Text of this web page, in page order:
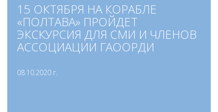
15 ОКТЯБРЯ НА КОРАБЛЕ
«ПОЛТАВА» ПРОЙДЕТ
ЭКСКУРСИЯ ДЛЯ СМИ И ЧЛЕНОВ
АССОЦИАЦИИ ГАООРДИ
08.10.2020 г.